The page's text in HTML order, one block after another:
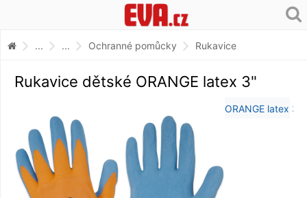
... ... Ochranné pomůcky Rukavice
Rukavice dětské ORANGE latex 3"